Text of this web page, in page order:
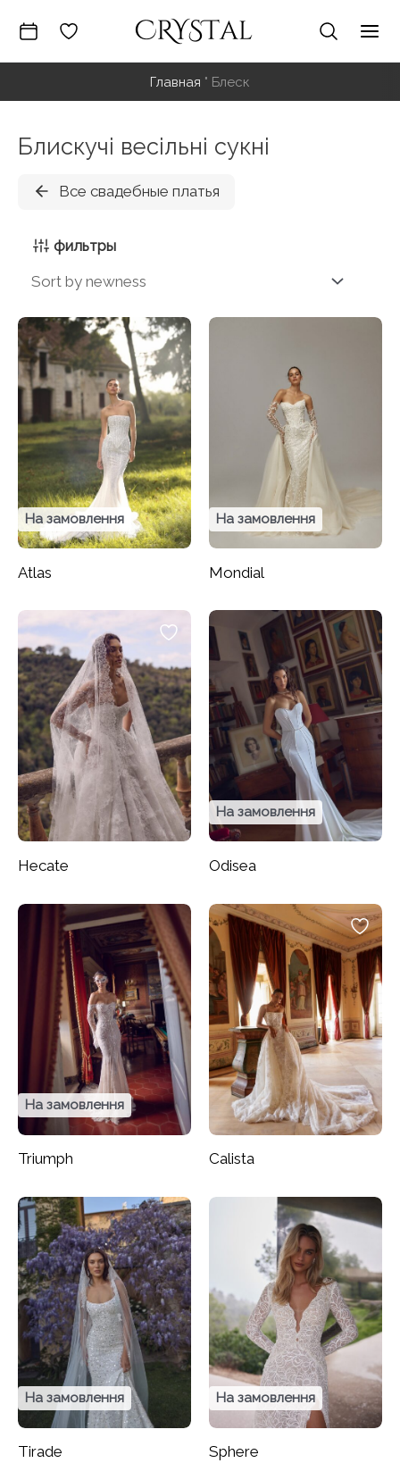
содержимому
Главная " Блеск
Блискучі весільні сукні
Все свадебные платья
фильтры
На замовлення
Atlas
На замовлення
Mondial
Hecate
На замовлення
Odisea
На замовлення
Triumph Calista
На замовлення
Tirade
На замовлення
Sphere